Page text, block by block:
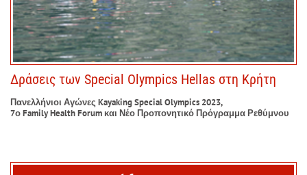
Δράσεις των Special Olympics Hellas στη Κρήτη
Πανελλήνιοι Αγώνες Kayaking Special Olympics 2023,
7ο Family Health Forum και Νέο Προπονητικό Πρόγραμμα Ρεθύμνου